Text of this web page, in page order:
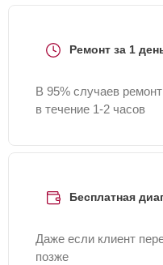
Ремонт за 1
В 95% случаев
в течение 1-2 часов
Бесплатная
Даже если клиент
позже